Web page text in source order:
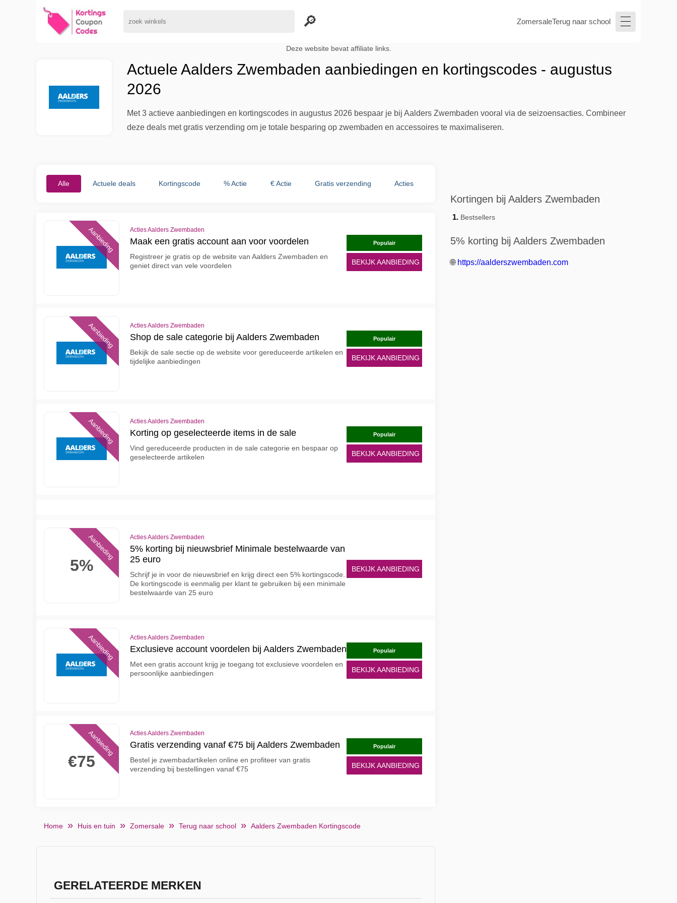
ZomersaleTerug naar school
Deze website bevat affiliate links.
Actuele Aalders Zwembaden aanbiedingen en kortingscodes - augustus
2026
Met 3 actieve aanbiedingen en kortingscodes in augustus 2026 bespaar je bij Aalders Zwembaden vooral via de seizoensacties. Combineer
deze deals met gratis verzending om je totale besparing op zwembaden en accessoires te maximaliseren.
Alle Actuele deals Kortingscode % Actie € Actie Gratis verzending Acties
Aanbieding Acties Aalders Zwembaden
Maak een gratis account aan voor voordelen
Registreer je gratis op de website van Aalders Zwembaden en
geniet direct van vele voordelen
Populair
BEKIJK AANBIEDING
Aanbieding Acties Aalders Zwembaden
Shop de sale categorie bij Aalders Zwembaden
Bekijk de sale sectie op de website voor gereduceerde artikelen en
tijdelijke aanbiedingen
Populair
BEKIJK AANBIEDING
Aanbieding Acties Aalders Zwembaden
Korting op geselecteerde items in de sale
Vind gereduceerde producten in de sale categorie en bespaar op
geselecteerde artikelen
Populair
BEKIJK AANBIEDING
5%
Aanbieding Acties Aalders Zwembaden
5% korting bij nieuwsbrief Minimale bestelwaarde van
25 euro
Schrijf je in voor de nieuwsbrief en krijg direct een 5% kortingscode.
De kortingscode is eenmalig per klant te gebruiken bij een minimale
bestelwaarde van 25 euro
BEKIJK AANBIEDING
Aanbieding Acties Aalders Zwembaden
Exclusieve account voordelen bij Aalders Zwembaden
Met een gratis account krijg je toegang tot exclusieve voordelen en
persoonlijke aanbiedingen
Populair
BEKIJK AANBIEDING
€75
Aanbieding Acties Aalders Zwembaden
Gratis verzending vanaf €75 bij Aalders Zwembaden
Bestel je zwembadartikelen online en profiteer van gratis
verzending bij bestellingen vanaf €75
Populair
BEKIJK AANBIEDING
Home Huis en tuin Zomersale Terug naar school Aalders Zwembaden Kortingscode
GERELATEERDE MERKEN
Kortingen bij Aalders Zwembaden
Bestsellers
5% korting bij Aalders Zwembaden
🌐 https://aalderszwembaden.com